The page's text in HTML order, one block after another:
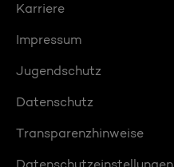
Karriere
Impressum
Jugendschutz
Datenschutz
Transparenzhinweise